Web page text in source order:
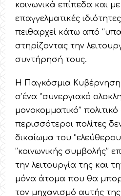
κοινωνικά επίπεδα και
επαγγελματικές
πειθαρχεί κάτω από
στηρίζοντας την
συντήρησή τους.
Η Παγκόσμια
σ’ένα ‘’συνεργιακό
μονοκομματικό’’
περισσότεροι πολίτες
δικαίωμα του
‘’κοινωνικής
την λειτουργία της και
μόνα άτομα που θα
τον μηχανισμό αυτής